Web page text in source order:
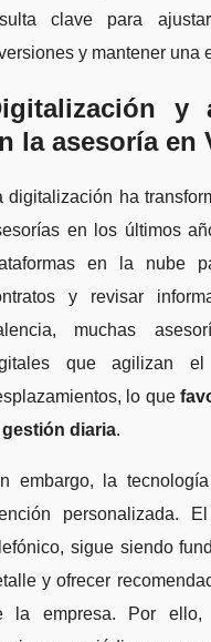
clave para
y mantener una
y
la asesoría en
digitalización ha
en los últimos
en la nube
y revisar
muchas
que agilizan
lo que
gestión diaria.
embargo, la
personalizada.
sigue siendo
y ofrecer
la empresa. Por ello,